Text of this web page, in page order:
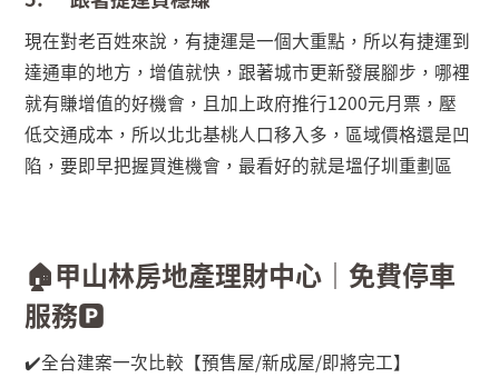
現在對老百姓來說，有捷運是一個大重點，所以有捷運到
達通車的地方，增值就快，跟著城市更新發展腳步，哪裡
就有賺增值的好機會，且加上政府推行1200元月票，壓
低交通成本，所以北北基桃人口移入多，區域價格還是凹
陷，要即早把握買進機會，最看好的就是塭仔圳重劃區
🏠甲山林房地產理財中心｜免費停車
服務🅿️
✔️全台建案一次比較【預售屋/新成屋/即將完工】